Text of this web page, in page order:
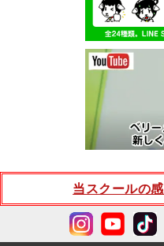
当スクールの